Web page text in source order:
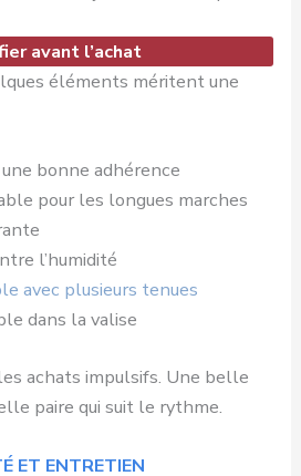
avant l’achat
éléments méritent une
bonne adhérence
pour les longues marches
l’humidité
avec plusieurs tenues
dans la valise
achats impulsifs. Une belle
paire qui suit le rythme.
ET ENTRETIEN